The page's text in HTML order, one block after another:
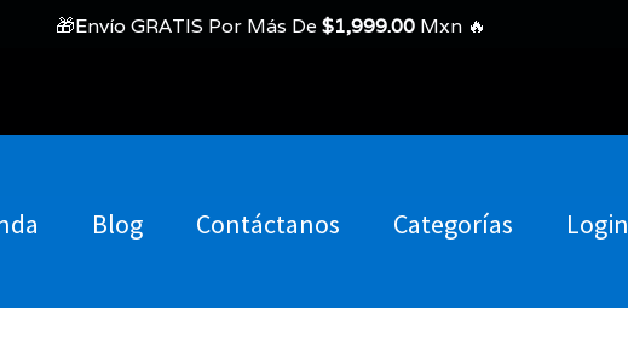
Blog Contáctanos Categorías Login
🎁Envío GRATIS Por Más De $1,999.00 Mxn 🔥